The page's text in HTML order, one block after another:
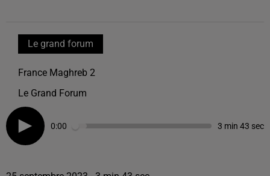
Le grand forum
France Maghreb 2
Le Grand Forum
0:00 3 min 43 sec